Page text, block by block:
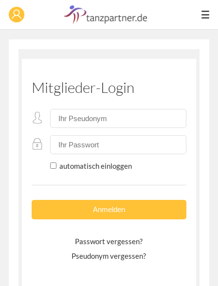
Mitglieder-Login
automatisch einloggen
Passwort vergessen?
Pseudonym vergessen?